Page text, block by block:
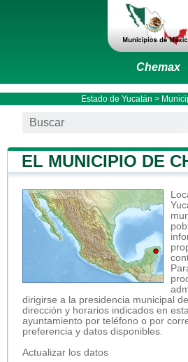
Chemax
Estado de Yucatán >
EL MUNICIPIO DE
dirigirse a la presidencia municipal
dirección y horarios indicados en
ayuntamiento por teléfono o por
preferencia y datos disponibles.
Actualizar los datos